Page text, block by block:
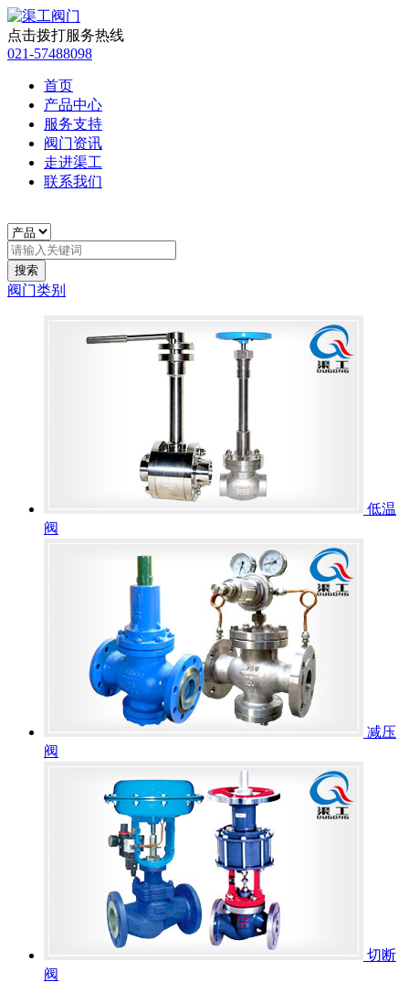
点击拨打服务热线
021-57488098
首页
产品中心
服务支持
阀门资讯
走进渠工
联系我们
阀门类别
低温
阀
减压
阀
切断
阀